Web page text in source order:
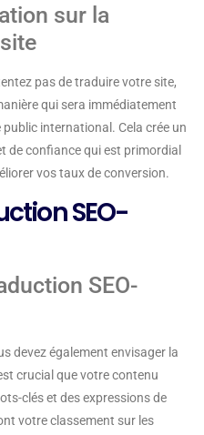
sur la
pas de traduire votre site,
qui sera immédiatement
international. Cela crée un
de confiance qui est primordial
vos taux de conversion.
SEO-
SEO-
devez également envisager la
crucial que votre contenu
clés et des expressions de
votre classement sur les